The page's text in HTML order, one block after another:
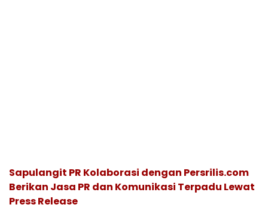
Sapulangit PR Kolaborasi dengan Persrilis.com
Berikan Jasa PR dan Komunikasi Terpadu Lewat
Press Release